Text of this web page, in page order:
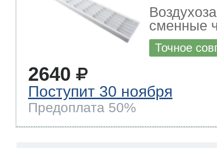
сменные
Точное
2640
Поступит 30 ноября
Предоплата 50%